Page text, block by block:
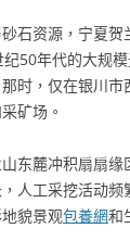
石资源，宁夏
50年代的大规
时，仅在银川
矿场。
东麓冲积扇扇
人工采挖活动
貌景观包養網和